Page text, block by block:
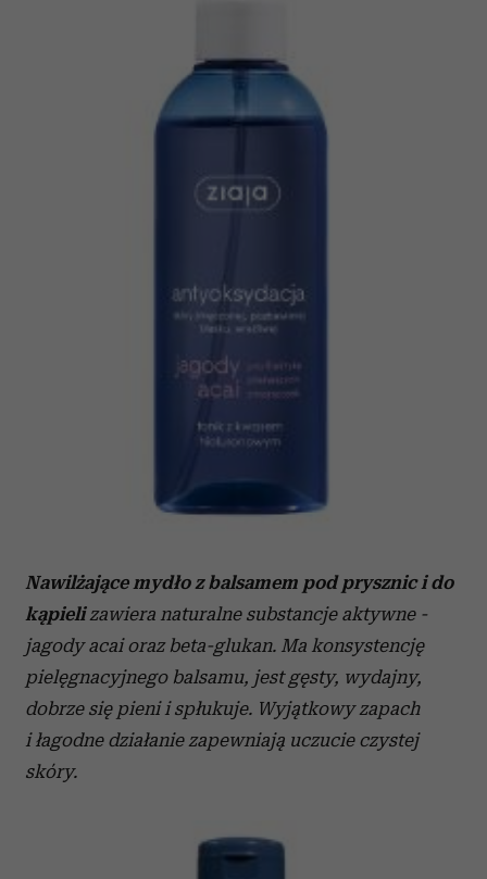
Nawilżające mydło z balsamem pod prysznic i do
kąpielizawiera naturalne substancje aktywne -
jagody acai oraz beta-glukan. Ma konsystencję
pielęgnacyjnego balsamu, jest gęsty, wydajny,
dobrze się pieni i spłukuje. Wyjątkowy zapach
i łagodne działanie zapewniają uczucie czystej
skóry.